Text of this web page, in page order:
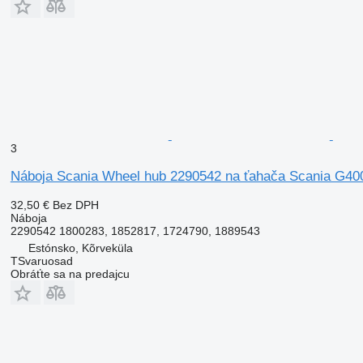
3
Náboja Scania Wheel hub 2290542 na ťahača Scania
32,50 € Bez DPH
Náboja
2290542 1800283, 1852817, 1724790, 1889543
Estónsko, Kõrveküla
TSvaruosad
Obráťte sa na predajcu